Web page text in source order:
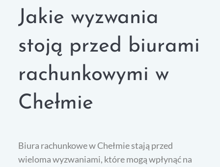
Jakie wyzwania
stoją przed biurami
rachunkowymi w
Chełmie
Biura rachunkowe w Chełmie stają przed
wieloma wyzwaniami, które mogą wpłynąć na